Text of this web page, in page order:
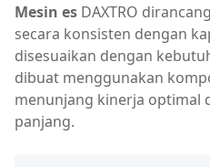
Mesin es DAXTRO
secara konsisten dengan
disesuaikan dengan
dibuat menggunakan
menunjang kinerja optimal
panjang.